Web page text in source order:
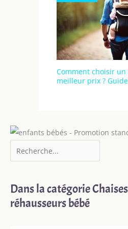
Comment choisir
meilleur prix ?
Dans la catégorie
réhausseurs bébé